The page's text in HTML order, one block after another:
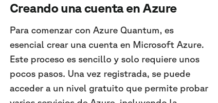
Creando una cuenta en Azure
Para comenzar con Azure Quantum, es
esencial crear una cuenta en Microsoft Azure.
Este proceso es sencillo y solo requiere unos
pocos pasos. Una vez registrada, se puede
acceder a un nivel gratuito que permite probar